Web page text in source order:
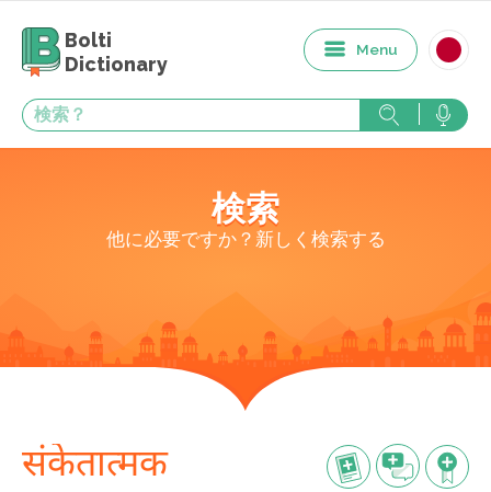
Bolti
Dictionary
Menu
検索
他に必要ですか？新しく検索する
संकेतात्मक